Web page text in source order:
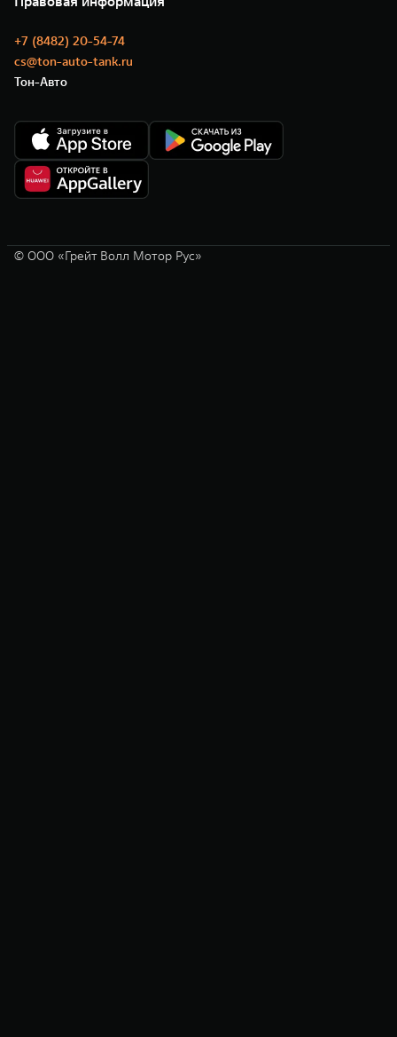
+7 (8482) 20-54-74
cs@ton-auto-tank.ru
Тон-Авто
© ООО «Грейт Волл Мотор Рус»